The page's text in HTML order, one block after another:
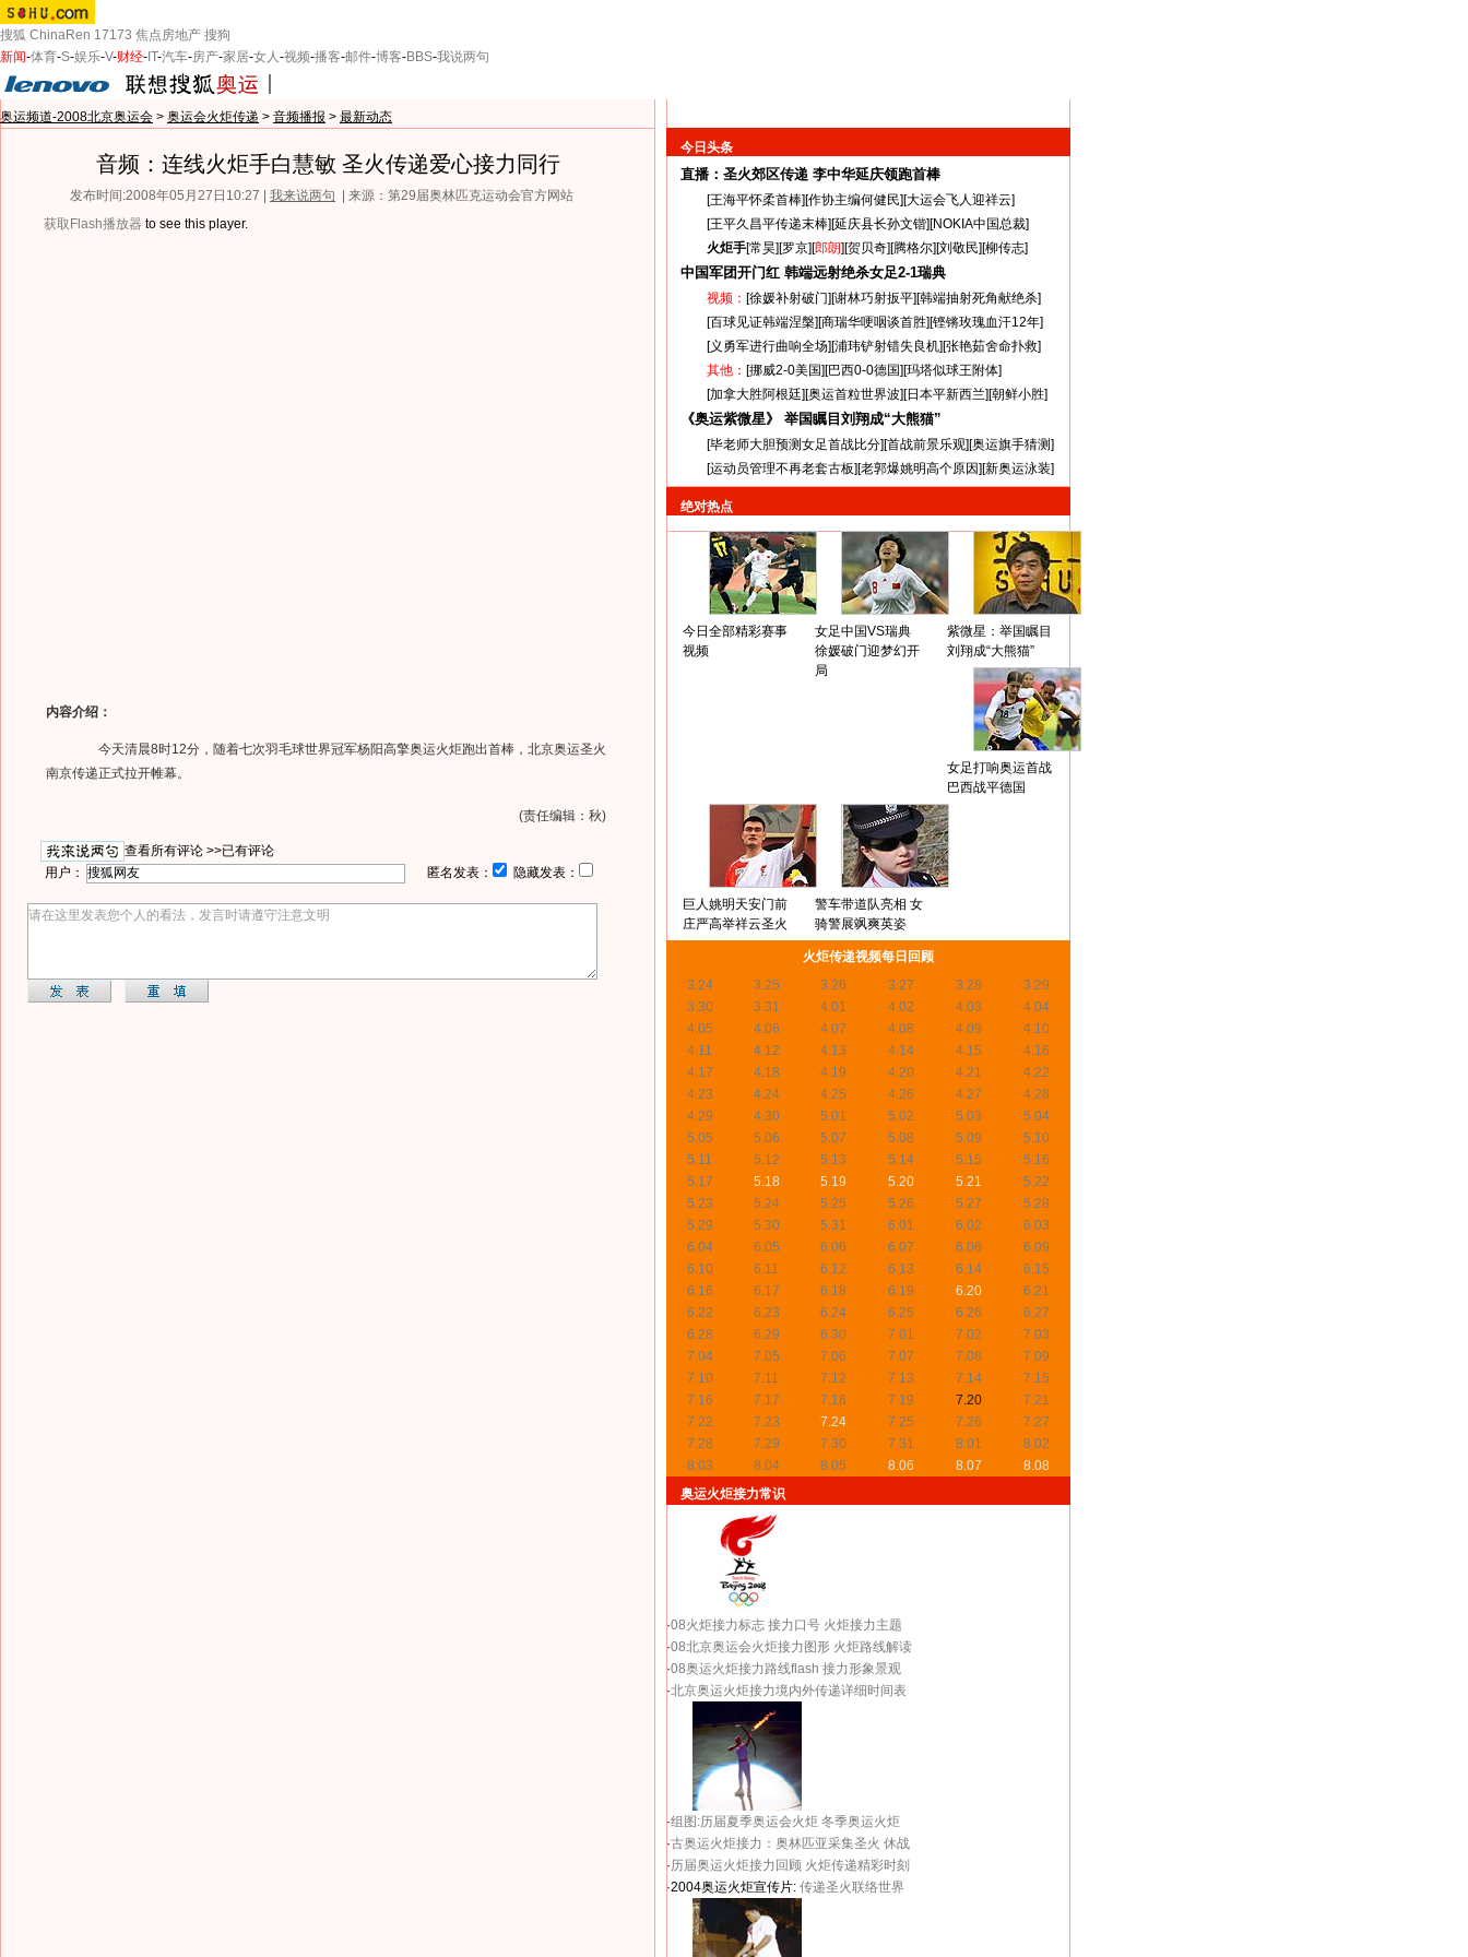
搜狐 ChinaRen 17173 焦点房地产 搜狗
新闻-体育-S-娱乐-V-财经- IT-汽车-房产-家居-女人-视频-播客-邮件-博客-BBS-我说两句
奥运频道-2008北京奥运会 > 奥运会火炬传递 > 音频播报 > 最新动态
音频：连线火炬手白慧敏 圣火传递爱心接力同行
发布时间:2008年05月27日10:27 | 我来说两句
| 来源：第29届奥林匹克运动会官方网站
获取Flash播放器 to see this player.
内容介绍：
今天清晨8时12分，随着七次羽毛球世界冠军杨阳高擎奥运火炬跑出首棒，北京奥运圣火
南京传递正式拉开帷幕。
(责任编辑：秋)
查看所有评论 >>已有评论
用户：
匿名发表： 隐藏发表：
今日头条
直播：圣火郊区传递 李中华延庆领跑首棒
[王海平怀柔首棒][作协主编何健民][大运会飞人迎祥云]
[王平久昌平传递末棒][延庆县长孙文锴][NOKIA中国总裁]
火炬手[常昊][罗京][郎朗][贺贝奇][腾格尔][刘敬民][柳传志]
中国军团开门红 韩端远射绝杀女足2-1瑞典
视频： [徐媛补射破门][谢林巧射扳平][韩端抽射死角献绝杀]
[百球见证韩端涅槃][商瑞华哽咽谈首胜][铿锵玫瑰血汗12年]
[义勇军进行曲响全场][浦玮铲射错失良机][张艳茹舍命扑救]
其他： [挪威2-0美国][巴西0-0德国][玛塔似球王附体]
[加拿大胜阿根廷][奥运首粒世界波][日本平新西兰][朝鲜小胜]
《奥运紫微星》 举国瞩目刘翔成“大熊猫”
[毕老师大胆预测女足首战比分][首战前景乐观][奥运旗手猜测]
[运动员管理不再老套古板][老郭爆姚明高个原因][新奥运泳装]
绝对热点
今日全部精彩赛事
视频
女足中国VS瑞典
徐媛破门迎梦幻开
局
紫微星：举国瞩目
刘翔成“大熊猫”
女足打响奥运首战
巴西战平德国
巨人姚明天安门前
庄严高举祥云圣火
警车带道队亮相 女
骑警展飒爽英姿
火炬传递视频每日回顾
3.24
3.25 3.26 3.27 3.28
3.29
3.30
3.31 4.01 4.02 4.03
4.04
4.05
4.06 4.07 4.08 4.09
4.10
4.11
4.12 4.13 4.14 4.15
4.16
4.17
4.18 4.19 4.20 4.21
4.22
4.23
4.24 4.25 4.26 4.27
4.28
4.29
4.30 5.01 5.02 5.03
5.04
5.05
5.06 5.07 5.08 5.09
5.10
5.11
5.12 5.13 5.14 5.15
5.16
5.17
5.18 5.19 5.20 5.21
5.22
5.23
5.24 5.25 5.26 5.27
5.28
5.29
5.30 5.31 6.01 6.02
6.03
6.04
6.05 6.06 6.07 6.08
6.09
6.10
6.11 6.12 6.13 6.14
6.15
6.16
6.17 6.18 6.19 6.20
6.21
6.22
6.23 6.24 6.25 6.26
6.27
6.28
6.29 6.30 7.01 7.02
7.03
7.04
7.05 7.06 7.07 7.08
7.09
7.10
7.11 7.12 7.13 7.14
7.15
7.16
7.17 7.18 7.19 7.20
7.21
7.22
7.23 7.24 7.25 7.26
7.27
7.28
7.29 7.30 7.31 8.01
8.02
8.03
8.04 8.05 8.06 8.07
8.08
奥运火炬接力常识
·08火炬接力标志 接力口号 火炬接力主题
·08北京奥运会火炬接力图形 火炬路线解读
·08奥运火炬接力路线flash 接力形象景观
·北京奥运火炬接力境内外传递详细时间表
·组图:历届夏季奥运会火炬 冬季奥运火炬
·古奥运火炬接力：奥林匹亚采集圣火 休战
·历届奥运火炬接力回顾 火炬传递精彩时刻
·2004奥运火炬宣传片: 传递圣火联络世界